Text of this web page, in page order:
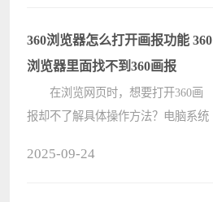
wps中文档要怎么设置密码?wps文档
加密设置????
360浏览器怎么打开画报功能 360
浏览器里面找不到360画报
在浏览网页时，想要打开360画
报却不了解具体操作方法？电脑系统
2025-09-24